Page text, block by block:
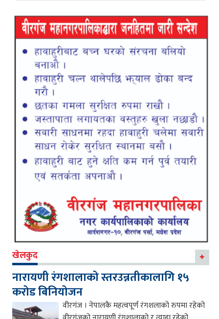
खेलकुद
नारायणी रंगशालाको स्तरउन्नतीकालागि १५
करोड बिनियोजन
वीरगंज । नेपालकै महत्वपूर्ण रंगशलाको रुपमा रहेको